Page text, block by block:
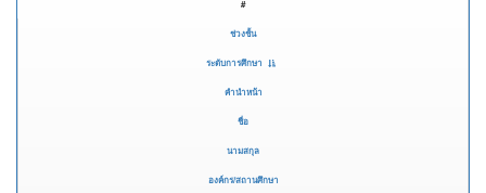
#
ช่วงชั้น
ระดับการศึกษา
คำนำหน้า
ชื่อ
นามสกุล
องค์กร/สถานศึกษา